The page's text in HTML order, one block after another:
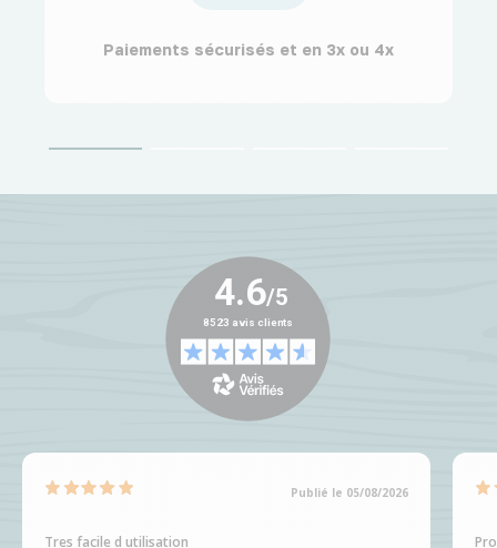
Paiements sécurisés et en 3x ou 4x
Publié le 05/08/2026
Tres facile d utilisation